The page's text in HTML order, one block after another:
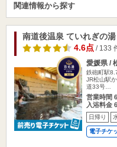
関連情報から探す
南道後温泉 ていれぎの湯
4.6点/ 133
愛媛県 /
鉄砲町駅
JR松山駅
道33号…
営業時間
入浴料金
日帰り
電子チケ